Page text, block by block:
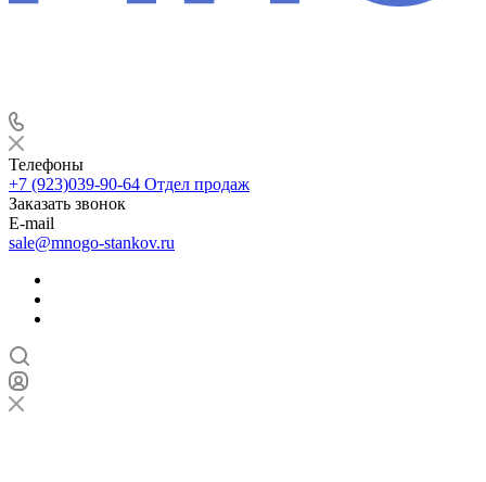
Телефоны
+7 (923)039-90-64 Отдел продаж
Заказать звонок
E-mail
sale@mnogo-stankov.ru